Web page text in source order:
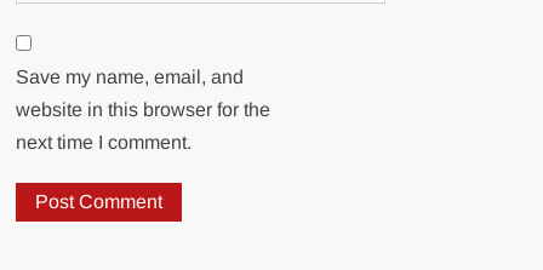
Save my name, email, and
website in this browser for the
next time I comment.